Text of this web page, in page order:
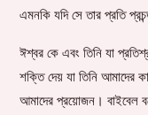
এমনকি যদি সে তার প্রতি
ঈশ্বর কে এবং তিনি যা
শক্তি দেয় যা তিনি আমাদের
আমাদের প্রয়োজন। বাইবেল